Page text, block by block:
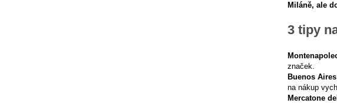
Miláně, ale
3 tipy
značek.
Buenos Aires
na nákup
Mercatone